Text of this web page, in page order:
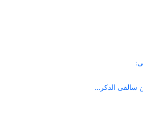
سالفى الذكر…